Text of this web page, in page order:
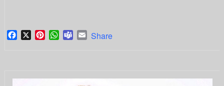
Facebook
X PinterestWhatsApp
TeamsEmail
Share